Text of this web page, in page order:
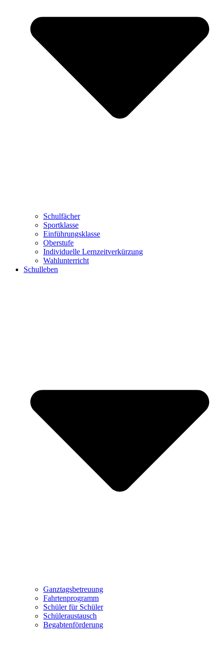
Schulfächer
Sportklasse
Einführungsklasse
Oberstufe
Individuelle Lernzeitverkürzung
Wahlunterricht
Schulleben
Ganztagsbetreuung
Fahrtenprogramm
Schüler für Schüler
Schüleraustausch
Begabtenförderung